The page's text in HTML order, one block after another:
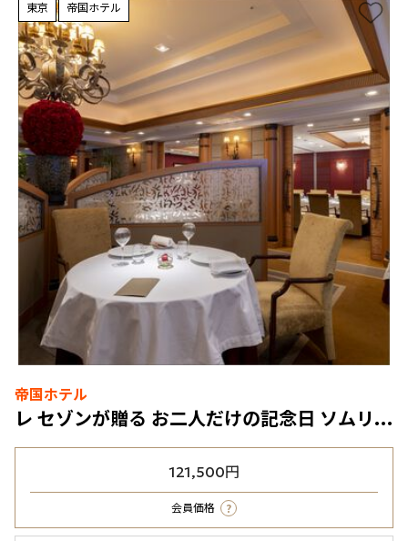
東京 帝国ホテル
帝国ホテル
レ セゾンが贈る お二人だけの記念日 ソムリエ厳選のワインマリアージュプラン
121,500円
会員価格 ?